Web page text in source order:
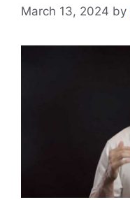
March 13, 2024 by